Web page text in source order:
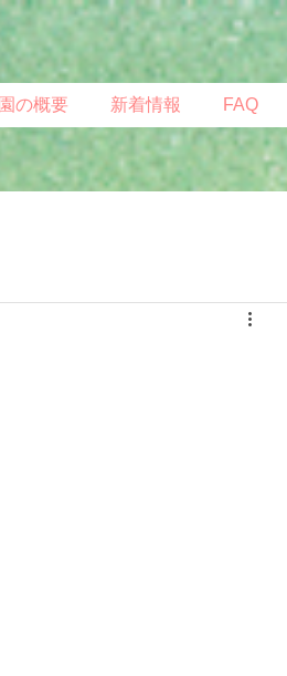
園の概要 新着情報 FAQ